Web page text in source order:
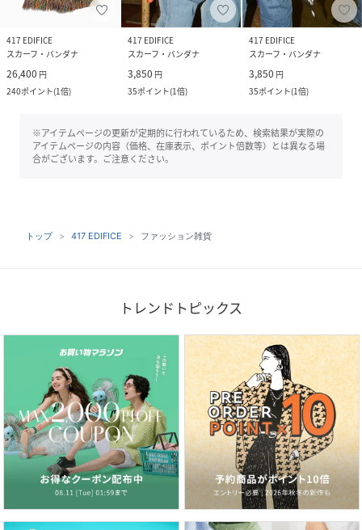
417 EDIFICE
スカーフ・バンダナ
26,400 円
240ポイント(1倍)
417 EDIFICE
スカーフ・バンダナ
3,850 円
35ポイント(1倍)
417 EDIFICE
スカーフ・バンダナ
3,850 円
35ポイント(1倍)
※アイテムページの更新が定期的に行われているため、検索結果が実際の
アイテムページの内容（価格、在庫表示、ポイント倍数等）とは異なる場
合がございます。ご注意ください。
トップ 417 EDIFICE ファッション雑貨
トレンドトピックス